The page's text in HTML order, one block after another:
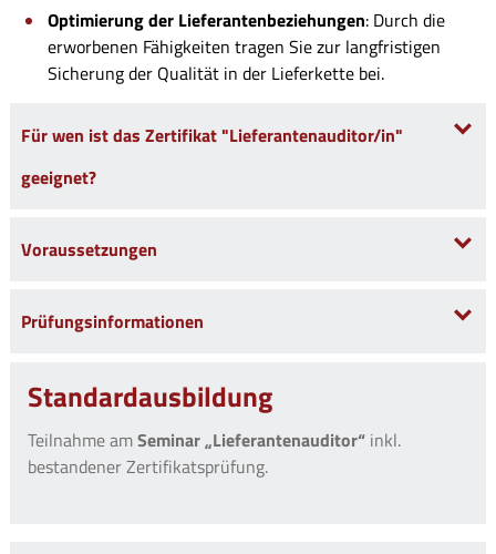
Optimierung der Lieferantenbeziehungen: Durch die
erworbenen Fähigkeiten tragen Sie zur langfristigen
Sicherung der Qualität in der Lieferkette bei.
Für wen ist das Zertifikat "Lieferantenauditor/in"
geeignet?
Voraussetzungen
Prüfungsinformationen
Standardausbildung
Teilnahme amSeminar „Lieferantenauditor“inkl.
bestandener Zertifikatsprüfung.